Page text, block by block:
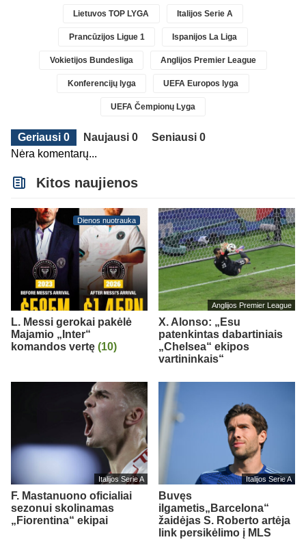
Lietuvos TOP LYGA Italijos Serie A
Prancūzijos Ligue 1 Ispanijos La Liga
Vokietijos Bundesliga Anglijos Premier League
Konferencijų lyga UEFA Europos lyga
UEFA Čempionų Lyga
Geriausi 0 Naujausi 0
Seniausi 0
Nėra komentarų...
Kitos naujienos
Dienos nuotrauka
L. Messi gerokai pakėlė
Majamio „Inter“
komandos vertę (10)
Anglijos Premier League
X. Alonso: „Esu
patenkintas dabartiniais
„Chelsea“ ekipos
vartininkais“
Italijos Serie A
F. Mastanuono oficialiai
sezonui skolinamas
„Fiorentina“ ekipai
Italijos Serie A
Buvęs
ilgametis„Barcelona“
žaidėjas S. Roberto artėja
link persikėlimo į MLS